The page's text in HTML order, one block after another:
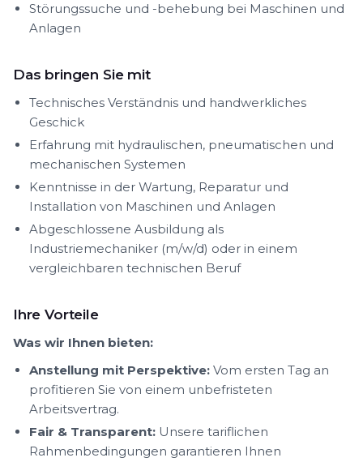
Störungssuche und -behebung bei Maschinen und
Anlagen
Das bringen Sie mit
Technisches Verständnis und handwerkliches
Geschick
Erfahrung mit hydraulischen, pneumatischen und
mechanischen Systemen
Kenntnisse in der Wartung, Reparatur und
Installation von Maschinen und Anlagen
Abgeschlossene Ausbildung als
Industriemechaniker (m/w/d) oder in einem
vergleichbaren technischen Beruf
Ihre Vorteile
Was wir Ihnen bieten:
Anstellung mit Perspektive: Vom ersten Tag an
profitieren Sie von einem unbefristeten
Arbeitsvertrag.
Fair & Transparent: Unsere tariflichen
Rahmenbedingungen garantieren Ihnen